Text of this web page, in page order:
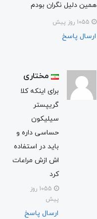
همین دلیل نگران بودم
ارسال پاسخ
مختاری
برای اینکه کلا
گریپستر
سیلیکون
حساسی داره و
باید در استفاده
اش ازش مراعات
کرد
1055 روز
پیش
ارسال پاسخ